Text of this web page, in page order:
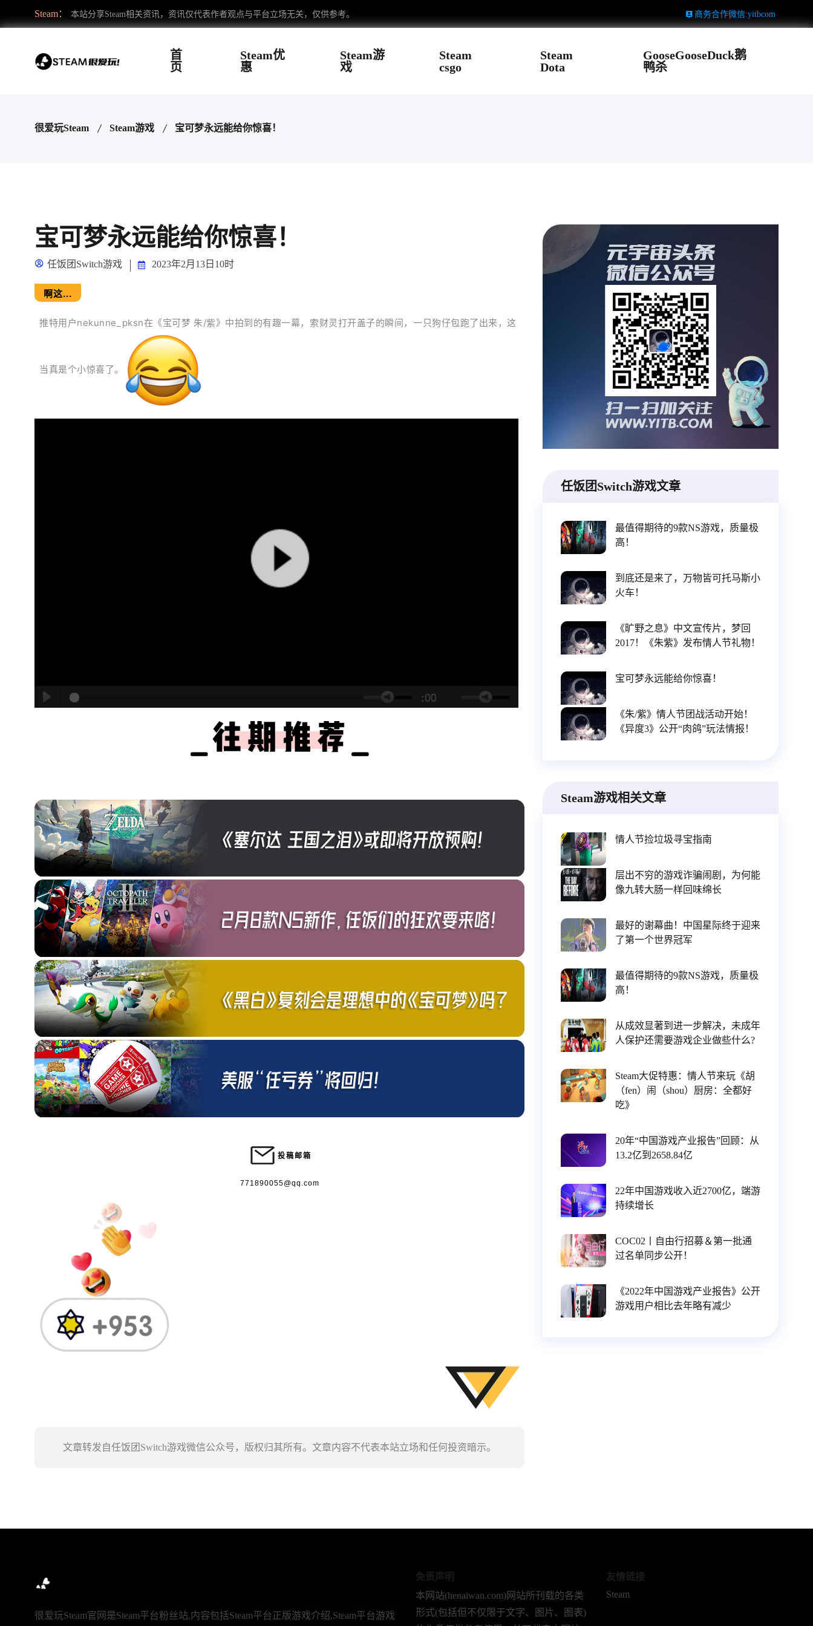
Steam： 本站分享Steam相关资讯，资讯仅代表作者观点与平台立场无关，仅供参考。 商务合作微信:yitbcom
首
页
Steam优
惠
Steam游
戏
Steam
csgo
Steam
Dota
GooseGooseDuck鹅
鸭杀
很爱玩Steam Steam游戏 宝可梦永远能给你惊喜！
宝可梦永远能给你惊喜！
任饭团Switch游戏 2023年2月13日10时
啊这...
推特用户nekunne_pksn在《宝可梦 朱/紫》中拍到的有趣一幕，索财灵打开盖子的瞬间，一只狗仔包跑了出来，这
当真是个小惊喜了。
投稿邮箱
771890055@qq.com
文章转发自任饭团Switch游戏微信公众号，版权归其所有。文章内容不代表本站立场和任何投资暗示。
任饭团Switch游戏文章
最值得期待的9款NS游戏，质量极
高！
到底还是来了，万物皆可托马斯小
火车！
《旷野之息》中文宣传片，梦回
2017！《朱紫》发布情人节礼物！
宝可梦永远能给你惊喜！
《朱/紫》情人节团战活动开始！
《异度3》公开“肉鸽”玩法情报！
Steam游戏相关文章
情人节捡垃圾寻宝指南
层出不穷的游戏诈骗闹剧，为何能
像九转大肠一样回味绵长
最好的谢幕曲！中国星际终于迎来
了第一个世界冠军
最值得期待的9款NS游戏，质量极
高！
从成效显著到进一步解决，未成年
人保护还需要游戏企业做些什么?
Steam大促特惠：情人节来玩《胡
（fen）闹（shou）厨房：全都好
吃》
20年“中国游戏产业报告”回顾：从
13.2亿到2658.84亿
22年中国游戏收入近2700亿，端游
持续增长
COC02丨自由行招募＆第一批通
过名单同步公开！
《2022年中国游戏产业报告》公开
游戏用户相比去年略有减少
很爱玩Steam官网是Steam平台粉丝站,内容包括Steam平台正版游戏介绍,Steam平台游戏
免责声明
本网站(henaiwan.com)网站所刊载的各类
形式(包括但不仅限于文字、图片、图表)
友情链接
Steam